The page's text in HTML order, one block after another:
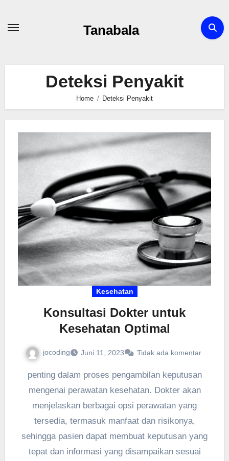
Tanabala
Deteksi Penyakit
Home Deteksi Penyakit
Kesehatan
Konsultasi Dokter untuk
Kesehatan Optimal
jocoding Juni 11, 2023 Tidak ada komentar
penting dalam proses pengambilan keputusan
mengenai perawatan kesehatan. Dokter akan
menjelaskan berbagai opsi perawatan yang
tersedia, termasuk manfaat dan risikonya,
sehingga pasien dapat membuat keputusan yang
tepat dan informasi yang disampaikan sesuai